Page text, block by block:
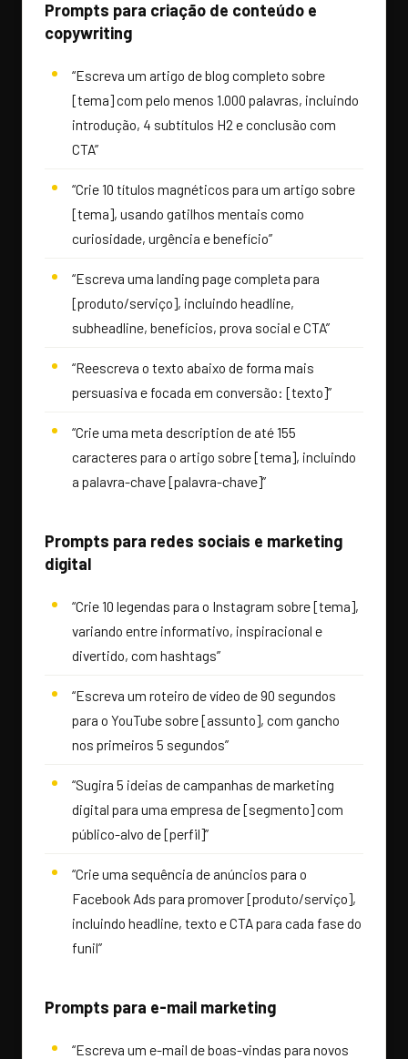
Prompts para criação de conteúdo e
copywriting
“Escreva um artigo de blog completo sobre
[tema] com pelo menos 1.000 palavras, incluindo
introdução, 4 subtítulos H2 e conclusão com
CTA”
“Crie 10 títulos magnéticos para um artigo sobre
[tema], usando gatilhos mentais como
curiosidade, urgência e benefício”
“Escreva uma landing page completa para
[produto/serviço], incluindo headline,
subheadline, benefícios, prova social e CTA”
“Reescreva o texto abaixo de forma mais
persuasiva e focada em conversão: [texto]”
“Crie uma meta description de até 155
caracteres para o artigo sobre [tema], incluindo
a palavra-chave [palavra-chave]”
Prompts para redes sociais e marketing
digital
“Crie 10 legendas para o Instagram sobre [tema],
variando entre informativo, inspiracional e
divertido, com hashtags”
“Escreva um roteiro de vídeo de 90 segundos
para o YouTube sobre [assunto], com gancho
nos primeiros 5 segundos”
“Sugira 5 ideias de campanhas de marketing
digital para uma empresa de [segmento] com
público-alvo de [perfil]”
“Crie uma sequência de anúncios para o
Facebook Ads para promover [produto/serviço],
incluindo headline, texto e CTA para cada fase do
funil”
Prompts para e-mail marketing
“Escreva um e-mail de boas-vindas para novos